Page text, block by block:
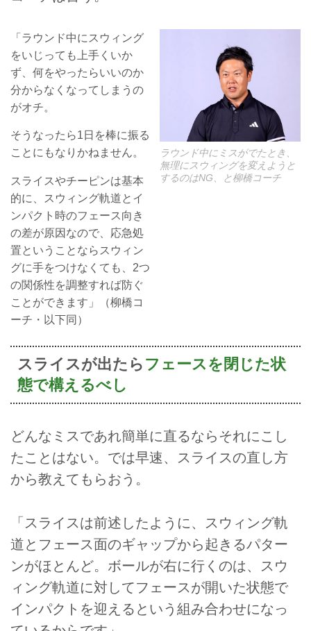
「ラウンド中にスウィング
をいじっても上手くいか
ず、何をやったらいいのか
分からなくなってしまうの
がオチ。
そうなったら1日を棒に振る
ことにもなりかねません。
スライスやチーピンは基本
的に、スウィング軌道とイ
ンパクト時のフェース向き
の差が原因なので、応急処
置ということならスウィン
グに手をつけなくても、2つ
の関係性を調整すれば防ぐ
ことができます」（柳橋コ
ーチ・以下同）
ラウンド中にミスがでたとき、
無理にスウィングを変えようと
するのはNG、と柳橋コーチ
スライスが出たら フェースを閉じた状
態で構えるべし
どんなミスであれ簡単に直るならそれにこし
たことはない。では早速、スライスの直し方
から教えてもらおう。
「スライスは前述したように、スウィング軌
道とフェース面のギャップから起きるパター
ンがほとんど。ボールが右に行くのは、スウ
ィング軌道に対してフェースが開いた状態で
インパクトを迎えるという組み合わせになっ